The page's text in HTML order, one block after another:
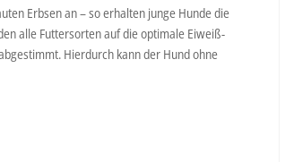
Erbsen an – so erhalten junge Hunde die
alle Futtersorten auf die optimale Eiweiß-
Hierdurch kann der Hund ohne